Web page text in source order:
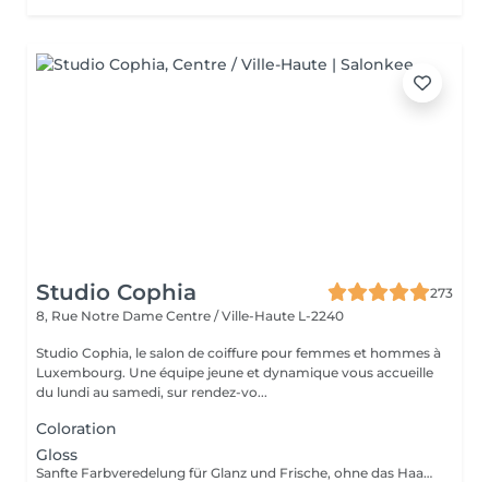
Studio Cophia
273
8, Rue Notre Dame Centre / Ville-Haute L-2240
Studio Cophia, le salon de coiffure pour femmes et hommes à
Luxembourg. Une équipe jeune et dynamique vous accueille
du lundi au samedi, sur rendez-vo...
Coloration
Gloss
Sanfte Farbveredelung für Glanz und Frische, ohne das Haar zu belasten. Gentle color refinement for shine and freshness, without stressing the hair. Soin colorant léger pour éclat et fraîcheur, sans agresser les cheveux.